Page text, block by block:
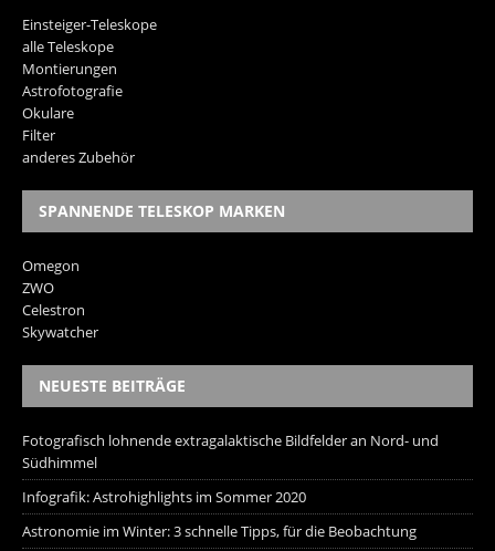
Einsteiger-Teleskope
alle Teleskope
Montierungen
Astrofotografie
Okulare
Filter
anderes Zubehör
SPANNENDE TELESKOP MARKEN
Omegon
ZWO
Celestron
Skywatcher
NEUESTE BEITRÄGE
Fotografisch lohnende extragalaktische Bildfelder an Nord- und
Südhimmel
Infografik: Astrohighlights im Sommer 2020
Astronomie im Winter: 3 schnelle Tipps, für die Beobachtung